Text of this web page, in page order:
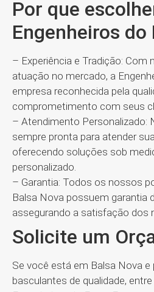
Por que
Engenheiros do
– Experiência e Tradição: Com
atuação no mercado, a
empresa reconhecida pela
comprometimento com seus
– Atendimento Personalizado:
sempre pronta para atender
oferecendo soluções sob
personalizado.
– Garantia: Todos os nossos
Balsa Nova possuem garantia
assegurando a satisfação dos
Solicite um
Se você está em Balsa Nova
basculantes de qualidade,